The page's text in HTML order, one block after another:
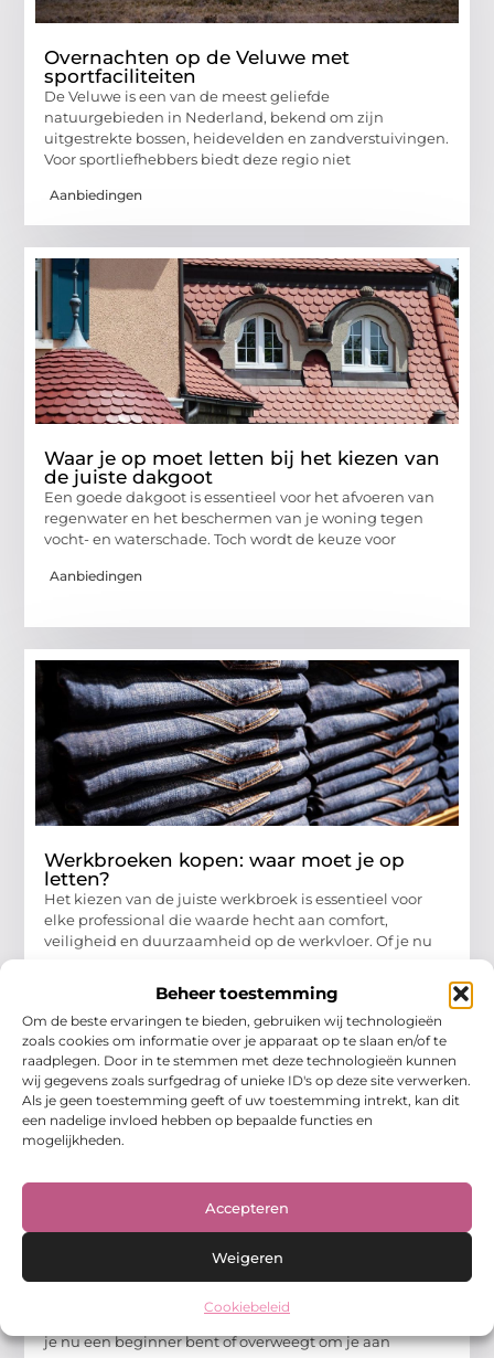
Beheer toestemming
Om de beste ervaringen te bieden, gebruiken wij technologieën
zoals cookies om informatie over je apparaat op te slaan en/of te
raadplegen. Door in te stemmen met deze technologieën kunnen
wij gegevens zoals surfgedrag of unieke ID's op deze site verwerken.
Als je geen toestemming geeft of uw toestemming intrekt, kan dit
een nadelige invloed hebben op bepaalde functies en
mogelijkheden.
Accepteren
Weigeren
Cookiebeleid
Overnachten op de Veluwe met
sportfaciliteiten
De Veluwe is een van de meest geliefde
natuurgebieden in Nederland, bekend om zijn
uitgestrekte bossen, heidevelden en zandverstuivingen.
Voor sportliefhebbers biedt deze regio niet
Aanbiedingen
Waar je op moet letten bij het kiezen van
de juiste dakgoot
Een goede dakgoot is essentieel voor het afvoeren van
regenwater en het beschermen van je woning tegen
vocht- en waterschade. Toch wordt de keuze voor
Aanbiedingen
Werkbroeken kopen: waar moet je op
letten?
Het kiezen van de juiste werkbroek is essentieel voor
elke professional die waarde hecht aan comfort,
veiligheid en duurzaamheid op de werkvloer. Of je nu
5 dingen die je moet weten voordat je
begint met hockey
Hockey is een dynamische en spannende sport die
je nu een beginner bent of overweegt om je aan